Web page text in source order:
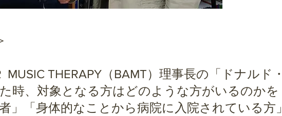
MUSIC THERAPY（BAMT）理事長の「ドナルド・
時、対象となる方はどのような方がいるのかを
」「身体的なことから病院に入院されている方」